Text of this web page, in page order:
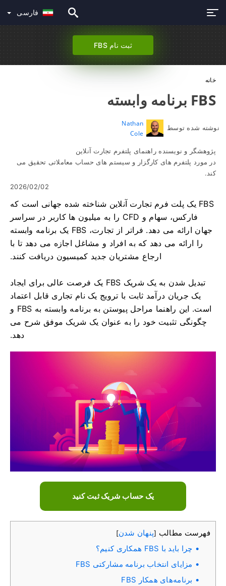
فارسی
ثبت نام FBS
خانه
FBS برنامه وابسته
نوشته شده توسط
Nathan
Cole
پژوهشگر و نویسنده راهنمای پلتفرم تجارت آنلاین
در مورد پلتفرم های کارگزار و سیستم های حساب معاملاتی تحقیق می
کند.
2026/02/02
FBS یک پلت فرم تجارت آنلاین شناخته شده جهانی است که
فارکس، سهام و CFD را به میلیون ها کاربر در سراسر
جهان ارائه می دهد. فراتر از تجارت، FBS یک برنامه وابسته
را ارائه می دهد که به افراد و مشاغل اجازه می دهد تا با
ارجاع مشتریان جدید کمیسیون دریافت کنند.
تبدیل شدن به یک شریک FBS یک فرصت عالی برای ایجاد
یک جریان درآمد ثابت با ترویج یک نام تجاری قابل اعتماد
است. این راهنما مراحل پیوستن به برنامه وابسته به FBS و
چگونگی تثبیت خود را به عنوان یک شریک موفق شرح می
دهد.
یک حساب شریک ثبت کنید
فهرست مطالب [پنهان شدن]
چرا باید با FBS همکاری کنیم؟
مزایای انتخاب برنامه مشارکتی FBS
برنامه‌های همکار FBS